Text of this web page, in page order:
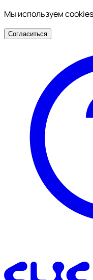
Мы используем
Согласиться